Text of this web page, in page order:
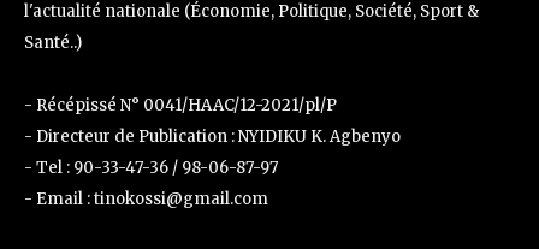
l'actualité nationale (Économie, Politique, Société, Sport &
Santé..)
- Récépissé N° 0041/HAAC/12-2021/pl/P
- Directeur de Publication : NYIDIKU K. Agbenyo
- Tel : 90-33-47-36 / 98-06-87-97
- Email : tinokossi@gmail.com